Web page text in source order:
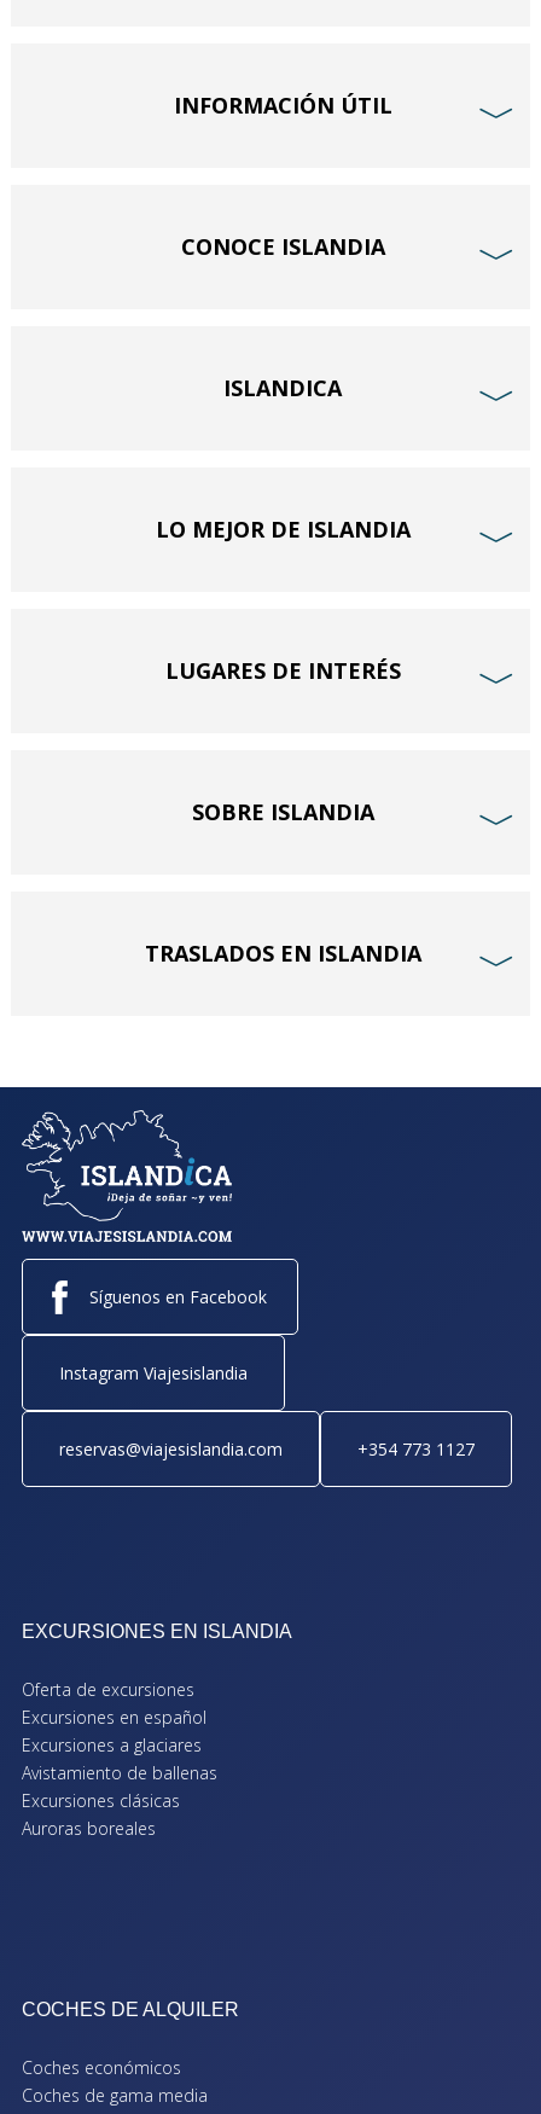
INFORMACIÓN ÚTIL ﹀
CONOCE ISLANDIA ﹀
ISLANDICA ﹀
LO MEJOR DE ISLANDIA ﹀
LUGARES DE INTERÉS ﹀
SOBRE ISLANDIA ﹀
TRASLADOS EN ISLANDIA ﹀
Síguenos en Facebook
Instagram Viajesislandia
reservas@viajesislandia.com +354 773 1127
EXCURSIONES EN ISLANDIA
Oferta de excursiones
Excursiones en español
Excursiones a glaciares
Avistamiento de ballenas
Excursiones clásicas
Auroras boreales
COCHES DE ALQUILER
Coches económicos
Coches de gama media